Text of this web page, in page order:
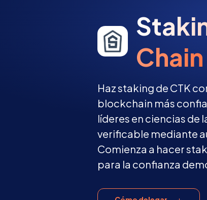
Chain
Haz staking de CTK
blockchain más
líderes en ciencias
verificable mediante
Comienza a hacer
para la confianza